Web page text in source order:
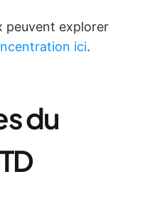
peuvent explorer
ici.
du